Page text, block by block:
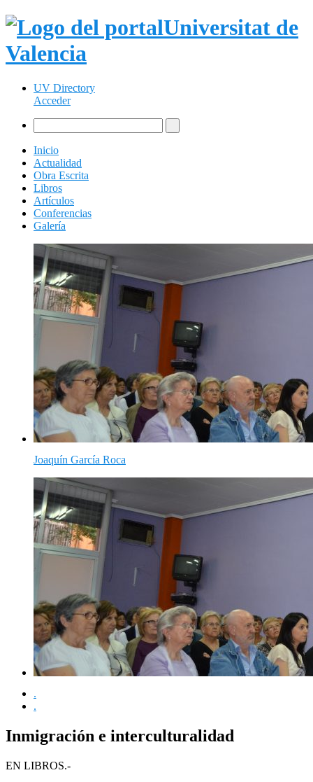
Universitat de
Valencia
UV Directory
Acceder
Inicio
Actualidad
Obra Escrita
Libros
Artículos
Conferencias
Galería
Joaquín García Roca
.
.
Inmigración e interculturalidad
EN LIBROS.-